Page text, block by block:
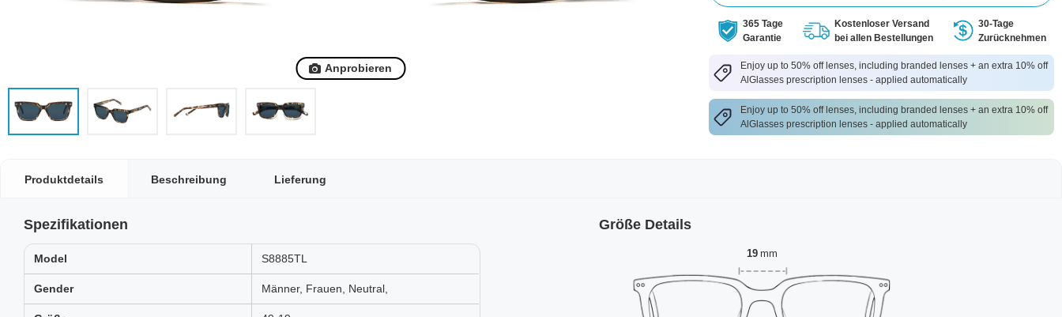
Anprobieren
365 Tage
Garantie
Kostenloser Versand
bei allen Bestellungen
30-Tage
Zurücknehmen
Enjoy up to 50% off lenses, including branded lenses + an extra 10% off
AlGlasses prescription lenses - applied automatically
Enjoy up to 50% off lenses, including branded lenses + an extra 10% off
AlGlasses prescription lenses - applied automatically
Produktdetails Beschreibung Lieferung
Spezifikationen
Model S8885TL
Gender Männer, Frauen, Neutral,
Größe Details
19 mm